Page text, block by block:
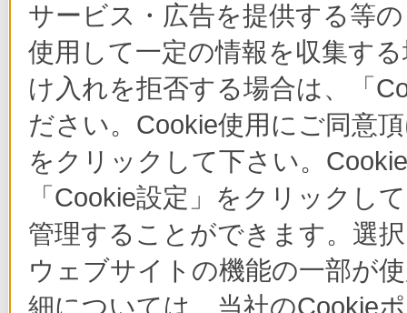
サービス・広告を提供する等
使用して一定の情報を収集す
け入れを拒否する場合は、「
ださい。Cookie使用にご同意
をクリックして下さい。
「Cookie設定」をクリックし
管理することができます。選
ウェブサイトの機能の一部が
細については、当社のCookie